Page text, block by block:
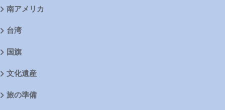
南アメリカ
台湾
国旗
文化遺産
旅の準備